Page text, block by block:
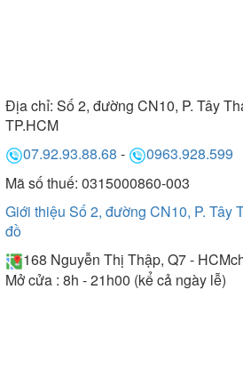
Địa chỉ: Số 2, đường CN10, P. Tây
TP.HCM
07.92.93.88.68 -
0963.928.599
Mã số thuế: 0315000860-003
Giới thiệu Số 2, đường CN10, P. Tây
đồ
168 Nguyễn Thị Thập, Q7 - HCM
Mở cửa : 8h - 21h00 (kể cả ngày lễ)